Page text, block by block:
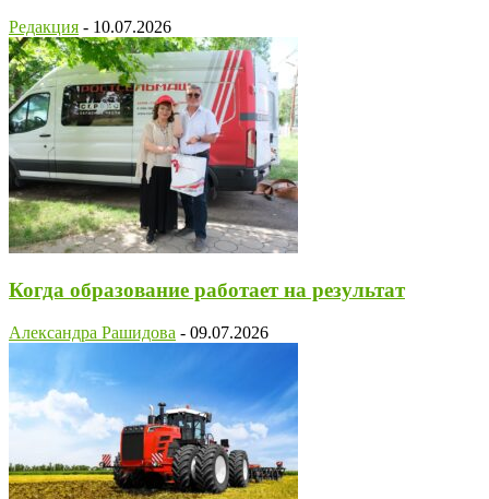
Редакция - 10.07.2026
Когда образование работает на результат
Александра Рашидова - 09.07.2026